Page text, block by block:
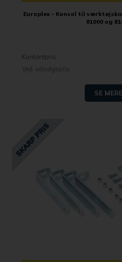
Europlex - Konsol til
81000 og
Kontantpris
Vejl. udsalgspris
SE MERE